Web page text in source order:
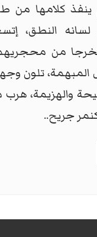
كلامها من
النطق،
تخرجا من
المبهمة، تلون
والهزيمة،
جريح..